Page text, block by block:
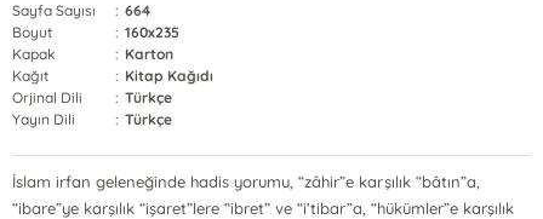
Sayfa Sayısı
: 664
Boyut
: 160x235
Kapak
: Karton
Kağıt
: Kitap Kağıdı
Orjinal Dili
: Türkçe
Yayın Dili
: Türkçe
İslam irfan geleneğinde hadis yorumu, “zâhir”e karşılık “bâtın”a,
“ibare”ye karşılık “işaret”lere “ibret” ve “i‘tibar”a, “hükümler”e karşılık